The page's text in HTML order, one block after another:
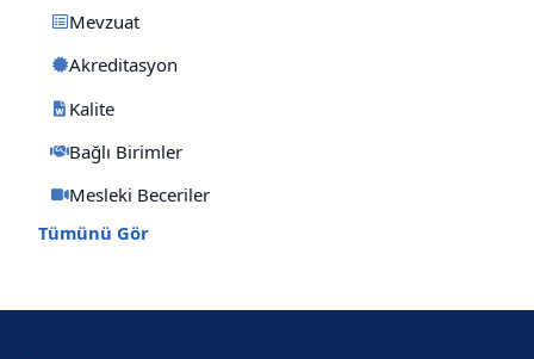
Mevzuat
Akreditasyon
Kalite
Bağlı Birimler
Mesleki Beceriler
Tümünü Gör